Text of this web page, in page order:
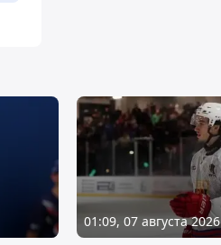
01:09, 07 августа 2026